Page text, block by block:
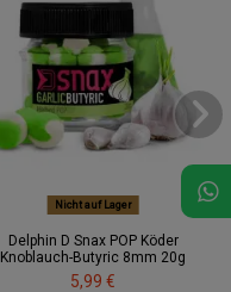
Nicht auf Lager
Delphin D Snax POP Köder
Knoblauch-Butyric 8mm 20g
5,99 €